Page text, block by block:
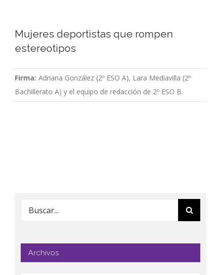
Mujeres deportistas que rompen
estereotipos
Firma: Adriana González (2º ESO A), Lara Mediavilla (2º
Bachillerato A) y el equipo de redacción de 2º ESO B.
Buscar:
Archivos